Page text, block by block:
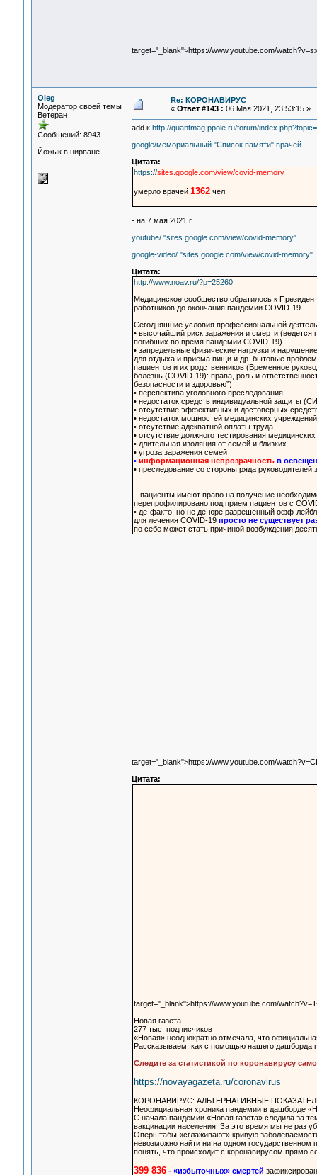
target="_blank">https://www.youtube.com/
Oleg
Модератор своей темы
Ветеран
Сообщений: 8943
Йожык в нирване
Re: КОРОНАВИРУС
« Ответ #143 : 06 Мая 2021, 23:53:15 »
add к http://quantmag.ppole.ru/forum/
google/мемориальный "Список памяти" врачей
Цитата:
https://sites.google.com/view/covid-memory
умерло врачей 1362чел.
- на 7 мая 2021 г.
youtube/ "sites.google.com/view/covid-memory"
google-video/ "sites.google.com/view/covid-memory"
Цитата:
http://www.noav.ru/?p=25260
Медицинское сообщество обратилось к
работников до окончания пандемии COVID-19.
Сегодняшние условия профессиональной
• высочайший риск заражения и смерти
погибших во время пандемии COVID-19)
• запредельные физические нагрузки и
для отдыха и приема пищи и др. бытовые
пациентов и их родственников (Временное
болезнь (COVID-19): права, роль и
безопасности и здоровью”)
• перспектива уголовного преследования
• недостаток средств индивидуальной защиты
• отсутствие эффективных и достоверных
• недостаток мощностей медицинских
• отсутствие адекватной оплаты труда
• отсутствие должного тестирования
• длительная изоляция от семей и близких
• угроза заражения семей
• информационная непрозрачностьв
• преследование со стороны ряда
– пациенты имеют право на получение
перепрофилировано под прием пациентов с
• де-факто, но не де-юре разрешенный офф-лейбл
для лечения COVID-19 просто не существует
по себе может стать причиной возбуждения
target="_blank">https://www.youtube.com/
Цитата:
target="_blank">https://www.youtube.com/
Новая газета
277 тыс. подписчиков
«Новая» неоднократно отмечала, что
Рассказываем, как с помощью нашего дашборда
Следите за статистикой по коронавирусу
https://novayagazeta.ru/coronavirus​
КОРОНАВИРУС: АЛЬТЕРНАТИВНЫЕ
Неофициальная хроника пандемии в дашборде
С начала пандемии «Новая газета» следила за
вакцинации населения. За это время мы не раз
Оперштабы «сглаживают» кривую
невозможно найти ни на одном
понять, что происходит с коронавирусом прямо
399 836- «избыточных» смертей